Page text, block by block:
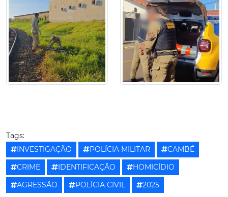
Tags:
INVESTIGAÇÃO
POLÍCIA MILITAR
CAMBÉ
CRIME
IDENTIFICAÇÃO
HOMICÍDIO
AGRESSÃO
POLÍCIA CIVIL 2025